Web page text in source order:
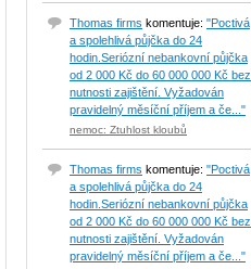
Thomas firms komentuje: "Poctivá
a spolehlivá půjčka do 24
hodin.Seriózní nebankovní půjčka
od 2 000 Kč do 60 000 000 Kč bez
nutnosti zajištění. Vyžadován
pravidelný měsíční příjem a če..."
nemoc: Ztuhlost kloubů
Thomas firms komentuje: "Poctivá
a spolehlivá půjčka do 24
hodin.Seriózní nebankovní půjčka
od 2 000 Kč do 60 000 000 Kč bez
nutnosti zajištění. Vyžadován
pravidelný měsíční příjem a če..."